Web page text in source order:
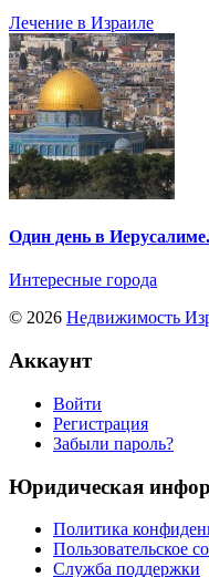
Лечение в Израиле
Один день в
Интересные города
© 2026 Недвижимость
Аккаунт
Войти
Регистрация
Забыли пароль?
Юридическая
Политика
Пользовательское
Служба поддержки